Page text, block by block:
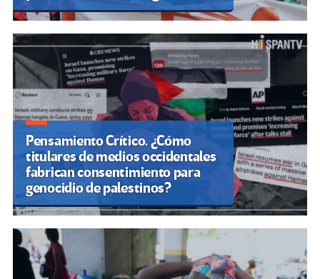
Pensamiento Crítico. ¿Cómo
titulares de medios occidentales
fabrican consentimiento para
genocidio de palestinos?